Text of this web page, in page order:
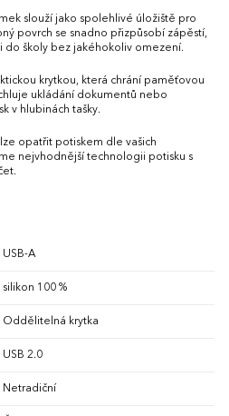
slouží jako spolehlivé úložiště pro
povrch se snadno přizpůsobí zápěstí,
do školy bez jakéhokoliv omezení.
krytkou, která chrání paměťovou
ukládání dokumentů nebo
v hlubinách tašky.
lze opatřit potiskem dle vašich
nejvhodnější technologii potisku s
USB-A
silikon 100 %
Oddělitelná krytka
USB 2.0
Netradiční